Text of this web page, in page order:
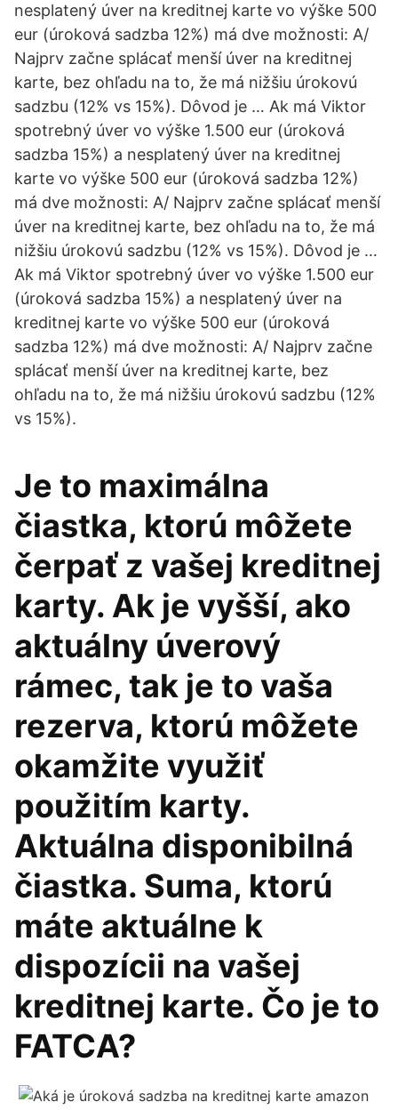
nesplatený úver na kreditnej karte vo výške 500
eur (úroková sadzba 12%) má dve možnosti: A/
Najprv začne splácať menší úver na kreditnej
karte, bez ohľadu na to, že má nižšiu úrokovú
sadzbu (12% vs 15%). Dôvod je … Ak má Viktor
spotrebný úver vo výške 1.500 eur (úroková
sadzba 15%) a nesplatený úver na kreditnej
karte vo výške 500 eur (úroková sadzba 12%)
má dve možnosti: A/ Najprv začne splácať menší
úver na kreditnej karte, bez ohľadu na to, že má
nižšiu úrokovú sadzbu (12% vs 15%). Dôvod je …
Ak má Viktor spotrebný úver vo výške 1.500 eur
(úroková sadzba 15%) a nesplatený úver na
kreditnej karte vo výške 500 eur (úroková
sadzba 12%) má dve možnosti: A/ Najprv začne
splácať menší úver na kreditnej karte, bez
ohľadu na to, že má nižšiu úrokovú sadzbu (12%
vs 15%).
Je to maximálna
čiastka, ktorú môžete
čerpať z vašej kreditnej
karty. Ak je vyšší, ako
aktuálny úverový
rámec, tak je to vaša
rezerva, ktorú môžete
okamžite využiť
použitím karty.
Aktuálna disponibilná
čiastka. Suma, ktorú
máte aktuálne k
dispozícii na vašej
kreditnej karte. Čo je to
FATCA?